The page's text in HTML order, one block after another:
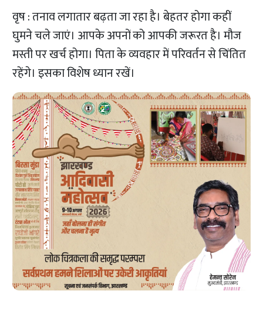
वृष : तनाव लगातार बढ़ता जा रहा है। बेहतर होगा कहीं
घुमने चले जाएं। आपके अपनों को आपकी जरूरत है। मौज
मस्ती पर खर्च होगा। पिता के व्यवहार में परिवर्तन से चिंतित
रहेंगे। इसका विशेष ध्यान रखें।